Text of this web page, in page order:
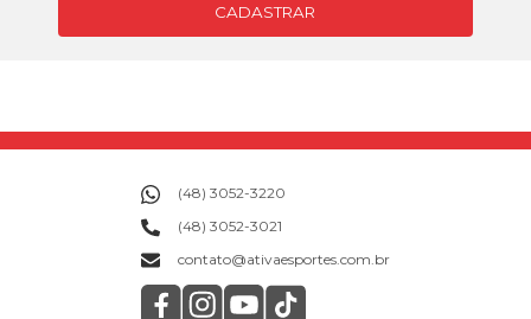
CADASTRAR
(48) 3052-3220
(48) 3052-3021
contato@ativaesportes.com.br